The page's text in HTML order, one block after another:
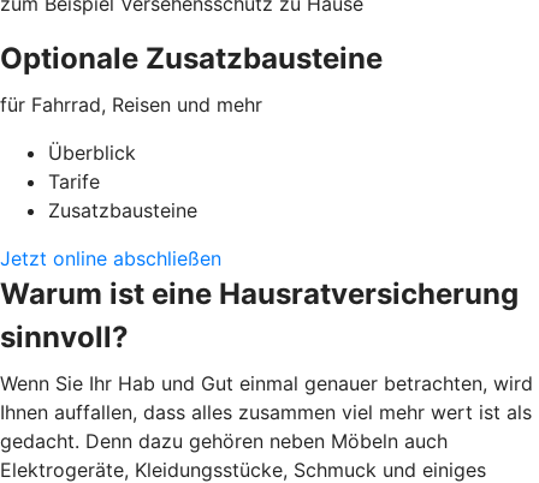
Optionale Zusatzbausteine
für Fahrrad, Reisen und mehr
Überblick
Tarife
Zusatzbausteine
Jetzt online abschließen
Warum ist eine Hausratversicherung
sinnvoll?
Wenn Sie Ihr Hab und Gut einmal genauer betrachten, wird
Ihnen auffallen, dass alles zusammen viel mehr wert ist als
gedacht. Denn dazu gehören neben Möbeln auch
Elektrogeräte, Kleidungsstücke, Schmuck und einiges